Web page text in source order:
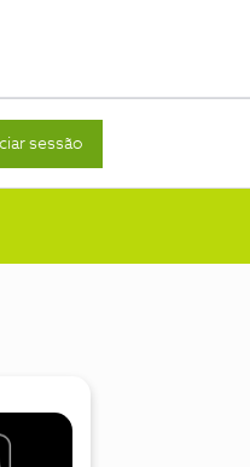
sessão